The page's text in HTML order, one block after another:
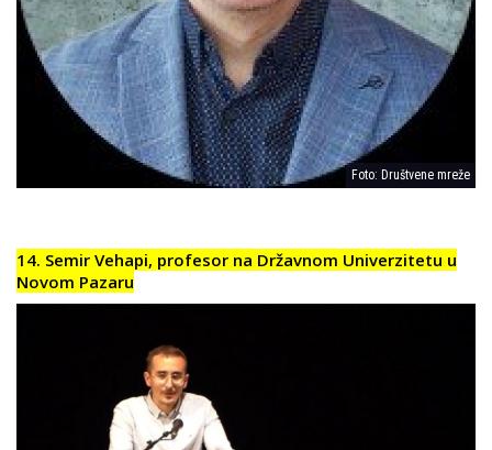
Foto: Društvene mreže
14. Semir Vehapi, profesor na Državnom Univerzitetu u
Novom Pazaru